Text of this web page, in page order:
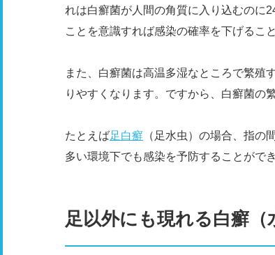
れは白癬菌が人間の角質に入り込むのに
ことを意識すれば感染の確率を下げるこ
また、白癬菌は高温多湿なところで繁殖
りやすくなります。ですから、白癬菌の
たとえば足白癬 （足水虫）の場合、指の
多い環境下でも感染を予防することができ
足以外にも現れる白癬